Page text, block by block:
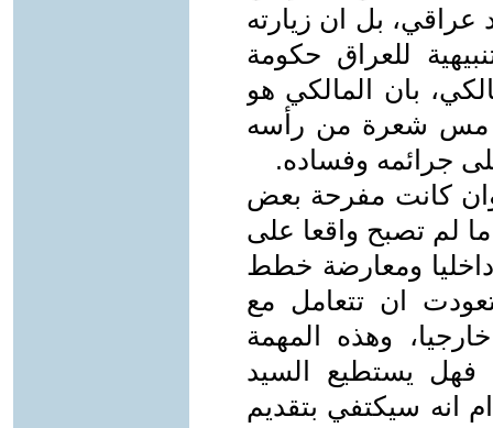
بل ان زيارته
للعراق حكومة
بان المالكي هو
مس شعرة من رأسه
جرائمه وفساده.
وان كانت مفرحة بعض
لم تصبح واقعا على
ومعارضة خطط
تعودت ان تتعامل مع
وهذه المهمة
يستطيع السيد
انه سيكتفي بتقديم